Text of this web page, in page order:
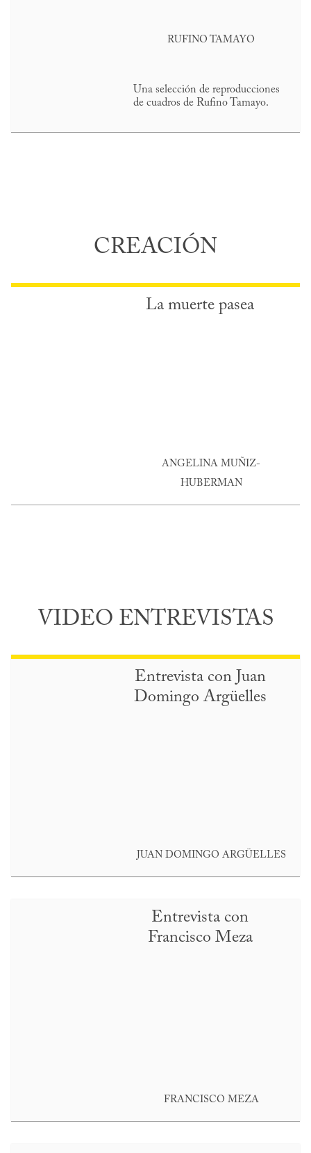
RUFINO TAMAYO
Una selección de reproducciones
de cuadros de Rufino Tamayo.
CREACIÓN
La muerte pasea
ANGELINA MUÑIZ-
HUBERMAN
VIDEO ENTREVISTAS
Entrevista con Juan
Domingo Argüelles
JUAN DOMINGO ARGÜELLES
Entrevista con
Francisco Meza
FRANCISCO MEZA